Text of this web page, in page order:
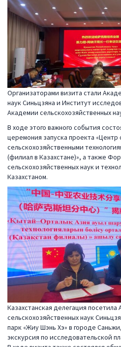
Организаторами визита стали
наук Синьцзяна и Институт
Академии сельскохозяйственных
В ходе этого важного события
церемония запуска проекта «Центр
сельскохозяйственными
(филиал в Казахстане)», а также
сельскохозяйственных наук и
Казахстаном.
Казахстанская делегация
сельскохозяйственных наук
парк «Жиу Шэнь Хэ» в городе
экскурсия по исследовательской